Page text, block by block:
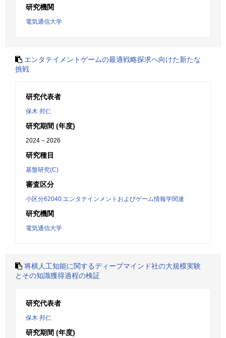
研究機関
電気通信大学
エンタテイメントゲームの最適戦略探求へ向けた新たな
挑戦
研究代表者
保木 邦仁
研究期間 (年度)
2024 – 2026
研究種目
基盤研究(C)
審査区分
小区分62040:エンタテインメントおよびゲーム情報学関連
研究機関
電気通信大学
将棋人工知能に関するディープマインド社の大規模実験
とその知識獲得過程の検証
研究代表者
保木 邦仁
研究期間 (年度)